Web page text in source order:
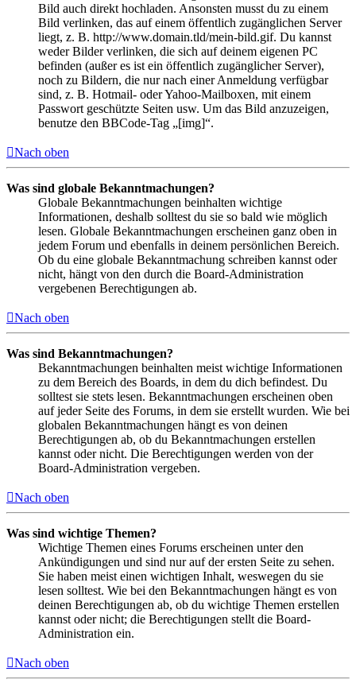
Bild auch direkt hochladen. Ansonsten musst du zu einem
Bild verlinken, das auf einem öffentlich zugänglichen Server
liegt, z. B. http://www.domain.tld/mein-bild.gif. Du kannst
weder Bilder verlinken, die sich auf deinem eigenen PC
befinden (außer es ist ein öffentlich zugänglicher Server),
noch zu Bildern, die nur nach einer Anmeldung verfügbar
sind, z. B. Hotmail- oder Yahoo-Mailboxen, mit einem
Passwort geschützte Seiten usw. Um das Bild anzuzeigen,
benutze den BBCode-Tag „[img]“.
Nach oben
Was sind globale Bekanntmachungen?
Globale Bekanntmachungen beinhalten wichtige
Informationen, deshalb solltest du sie so bald wie möglich
lesen. Globale Bekanntmachungen erscheinen ganz oben in
jedem Forum und ebenfalls in deinem persönlichen Bereich.
Ob du eine globale Bekanntmachung schreiben kannst oder
nicht, hängt von den durch die Board-Administration
vergebenen Berechtigungen ab.
Nach oben
Was sind Bekanntmachungen?
Bekanntmachungen beinhalten meist wichtige Informationen
zu dem Bereich des Boards, in dem du dich befindest. Du
solltest sie stets lesen. Bekanntmachungen erscheinen oben
auf jeder Seite des Forums, in dem sie erstellt wurden. Wie bei
globalen Bekanntmachungen hängt es von deinen
Berechtigungen ab, ob du Bekanntmachungen erstellen
kannst oder nicht. Die Berechtigungen werden von der
Board-Administration vergeben.
Nach oben
Was sind wichtige Themen?
Wichtige Themen eines Forums erscheinen unter den
Ankündigungen und sind nur auf der ersten Seite zu sehen.
Sie haben meist einen wichtigen Inhalt, weswegen du sie
lesen solltest. Wie bei den Bekanntmachungen hängt es von
deinen Berechtigungen ab, ob du wichtige Themen erstellen
kannst oder nicht; die Berechtigungen stellt die Board-
Administration ein.
Nach oben